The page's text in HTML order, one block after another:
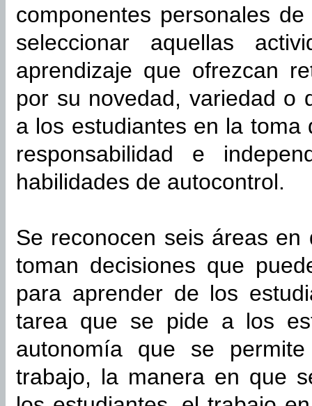
componentes personales
seleccionar aquellas
aprendizaje que ofrezcan
por su novedad, variedad o
a los estudiantes en la toma
responsabilidad e
habilidades de autocontrol.
Se reconocen seis áreas
toman decisiones que
para aprender de los
tarea que se pide a los
autonomía que se
trabajo, la manera en que